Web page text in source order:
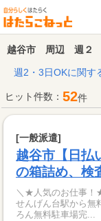
越谷市 周辺 週２
週2・3日OKに関す
ヒット件数： 52件
[一般派遣]
越谷市【日払
の箱詰め、検
＼★人気のお仕事！
せんげん台駅から無
ろん無料駐車場完...